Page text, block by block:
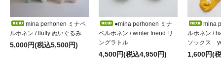
mina perhonen ミナペ
ルホネン / fluffy ぬいぐるみ
5,000円(税込5,500円)
●mina perhonen ミナ
ペルホネン / winter friend リ
ングラトル
4,500円(税込4,950円)
mina
ルホネン /
ソックス
1,600円(